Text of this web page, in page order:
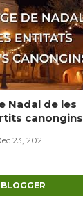
Nadal de les
canongins
23, 2021
BLOGGER